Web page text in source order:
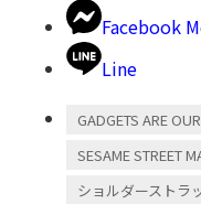
Facebook
Line
GADGETS ARE
SESAME STREET
ショルダーストラ